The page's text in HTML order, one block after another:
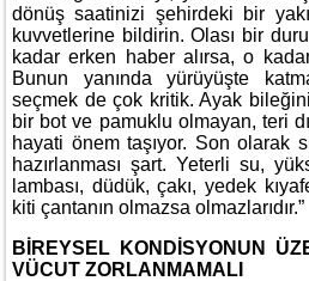
dönüş saatinizi şehirdeki bir
kuvvetlerine bildirin. Olası bir
kadar erken haber alırsa, o
Bunun yanında yürüyüşte
seçmek de çok kritik. Ayak
bir bot ve pamuklu olmayan, teri
hayati önem taşıyor. Son olarak
hazırlanması şart. Yeterli su,
lambası, düdük, çakı, yedek
kiti çantanın olmazsa olmazlarıdır.”
BİREYSEL KONDİSYONUN
VÜCUT ZORLANMAMALI